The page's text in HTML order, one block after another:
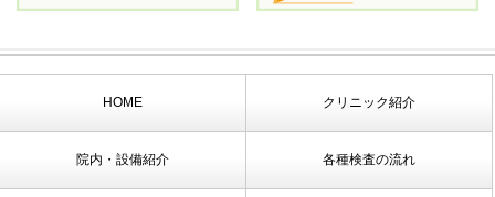
HOME クリニック紹介
院内・設備紹介 各種検査の流れ